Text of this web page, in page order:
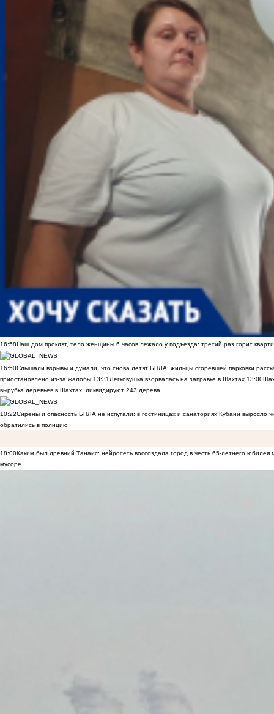
16:58Наш дом проклят, тело женщины 6 часов лежало у подъезда: третий раз горит
16:50Слышали взрывы и думали, что снова летят БПЛА: жильцы сгоревшей парковки
приостановлено из-за жалобы 13:31 Легковушка взорвалась на заправке в Шахтах 13:00
вырубка деревьев в Шахтах: ликвидируют 243 дерева
10:22Сирены и опасность БПЛА не испугали: в гостиницах и санаториях Кубани выросло
обратились в полицию
18:00Каким был древний Танаис: нейросеть воссоздала город в честь 65-летнего юбилея
мусоре